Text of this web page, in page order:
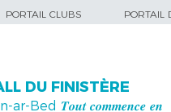
PORTAIL CLUBS PORTAIL
DU FINISTÈRE
Bed 𝑻𝒐𝒖𝒕 𝒄𝒐𝒎𝒎𝒆𝒏𝒄𝒆 𝒆𝒏